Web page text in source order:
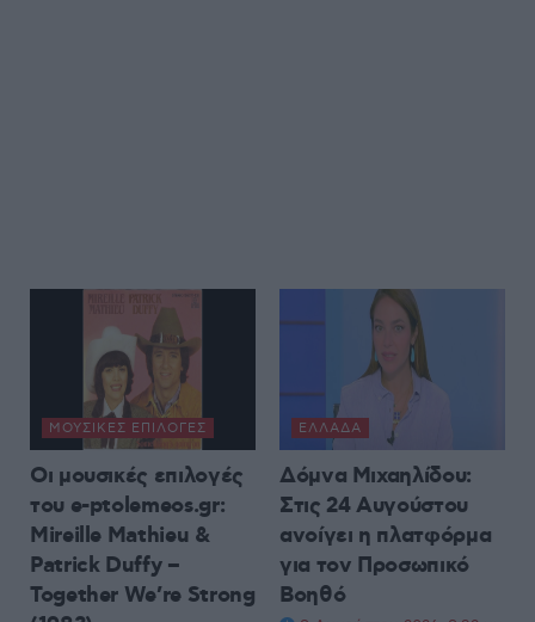
ΜΟΥΣΙΚΈΣ ΕΠΙΛΟΓΈΣ
Οι μουσικές επιλογές
του e-ptolemeos.gr:
Mireille Mathieu &
Patrick Duffy –
Together We’re Strong
ΕΛΛΆΔΑ
Δόμνα Μιχαηλίδου:
Στις 24 Αυγούστου
ανοίγει η πλατφόρμα
για τον Προσωπικό
Βοηθό